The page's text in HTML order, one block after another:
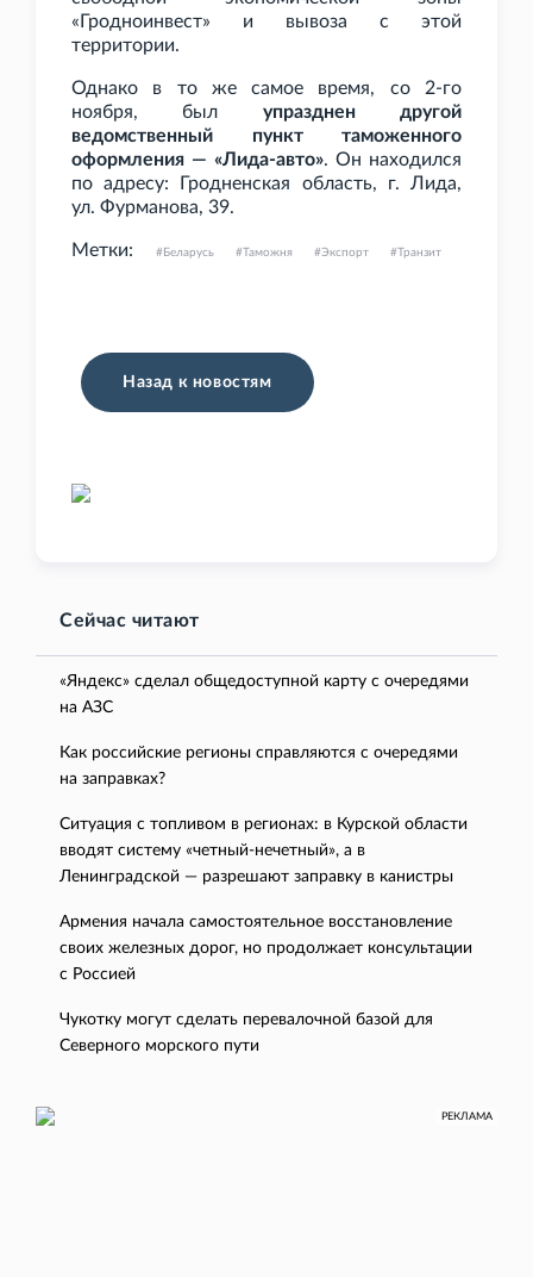
«Гродноинвест» и вывоза с этой
территории.
Однако в то же самое время, со 2-го
ноября, был упразднен другой
ведомственный пункт таможенного
оформления — «Лида-авто». Он находился
по адресу: Гродненская область, г.
Лида,
ул. Фурманова, 39.
Метки: Беларусь Таможня Экспорт Транзит
Назад к новостям
Сейчас читают
«Яндекс» сделал общедоступной карту с очередями
на АЗС
Как российские регионы справляются с очередями
на заправках?
Ситуация с топливом в регионах: в Курской области
вводят систему «четный-нечетный», а в
Ленинградской — разрешают заправку в канистры
Армения начала самостоятельное восстановление
своих железных дорог, но продолжает консультации
с Россией
Чукотку могут сделать перевалочной базой для
Северного морского пути
РЕКЛАМА